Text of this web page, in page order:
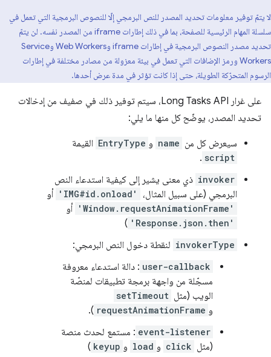
لا يتمّ توفير معلومات تحديد المصدر للنص البرمجي إلّا للنصوص البرمجية التي تعمل في
سلسلة المهام الرئيسية للصفحة، بما في ذلك إطارات iframe من المصدر نفسه. لن يتمّ
تحديد مصدر النصوص البرمجية في إطارات iframe وWeb Workers وService
Workers ورمز الإضافات التي تعمل في بيئة معزولة من مصادر مختلفة في إطارات
الرسوم المتحرّكة الطويلة، حتى إذا كانت تؤثر في مدة عرض أحدها.
على غرار Long Tasks API، سيتم توفير ذلك في صفيف من إدخالات
تحديد المصدر، يوضّح كل منها ما يلي:
سيعرض كل من name و EntryType القيمة
script
.
invoker ذي معنى يشير إلى كيفية استدعاء النص
البرمجي (على سبيل المثال،
'IMG#id.onload' أو
'Window.requestAnimationFrame' أو
'Response.json.then'
)
invokerType لنقطة دخول النص البرمجي:
user-callback : دالة استدعاء معروفة
مسجّلة من واجهة برمجة تطبيقات لمنصّة
الويب (مثل setTimeout
و requestAnimationFrame
).
event-listener : مستمع لحدث منصة
(مثل click و load و keyup
)